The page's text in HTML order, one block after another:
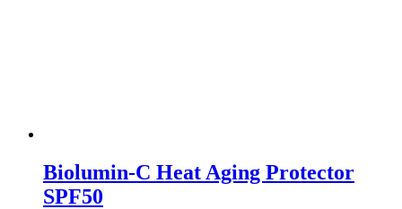
Biolumin-C Heat Aging Protector
SPF50